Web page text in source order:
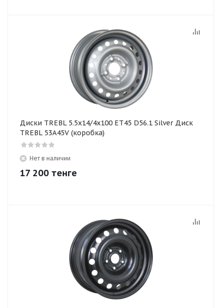
Диски TREBL 5.5x14/4x100 ET45 D56.1 Silver Диск
TREBL 53A45V (коробка)
Нет в наличии
17 200 тенге